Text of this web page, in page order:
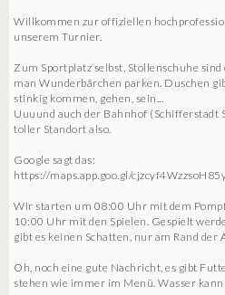
Willkommen zur offiziellen
unserem Turnier.
Zum Sportplatz selbst, Stollenschuhe
man Wunderbärchen parken. Duschen
stinkig kommen, gehen, sein...
Uuuund auch der Bahnhof (Schifferstadt
toller Standort also.
Google sagt das:
https://maps.app.goo.gl/
Wir starten um 08:00 Uhr mit dem
10:00 Uhr mit den Spielen. Gespielt
gibt es keinen Schatten, nur am Rand der
Oh, noch eine gute Nachricht, es gibt
stehen wie immer im Menü. Wasser kann